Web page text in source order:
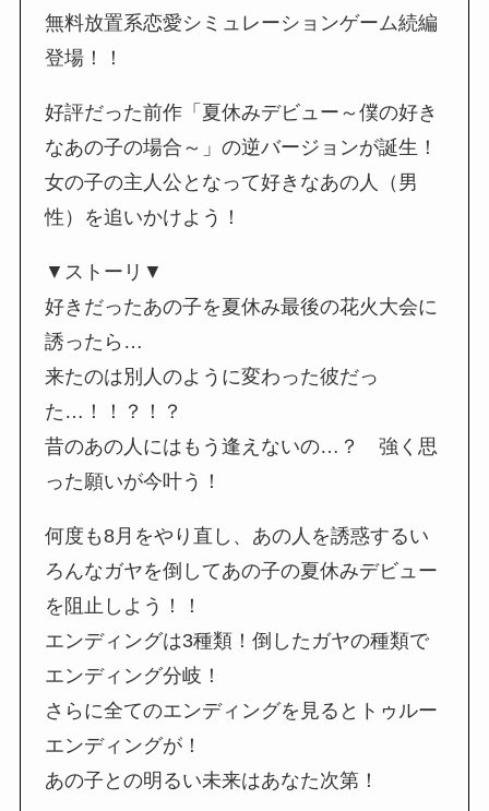
無料放置系恋愛シミュレーションゲーム続編
登場！！
好評だった前作「夏休みデビュー～僕の好き
なあの子の場合～」の逆バージョンが誕生！
女の子の主人公となって好きなあの人（男
性）を追いかけよう！
▼ストーリ▼
好きだったあの子を夏休み最後の花火大会に
誘ったら…
来たのは別人のように変わった彼だっ
た…！！？！？
昔のあの人にはもう逢えないの…？ 強く思
った願いが今叶う！
何度も8月をやり直し、あの人を誘惑するい
ろんなガヤを倒してあの子の夏休みデビュー
を阻止しよう！！
エンディングは3種類！倒したガヤの種類で
エンディング分岐！
さらに全てのエンディングを見るとトゥルー
エンディングが！
あの子との明るい未来はあなた次第！